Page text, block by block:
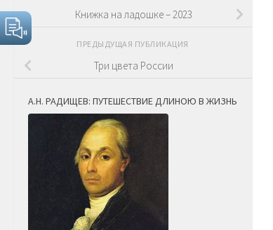
Книжка на ладошке – 2023
ПРЕДЫДУЩАЯ ПУБЛИКАЦИЯ
Три цвета России
А.Н. РАДИЩЕВ: ПУТЕШЕСТВИЕ ДЛИНОЮ В ЖИЗНЬ